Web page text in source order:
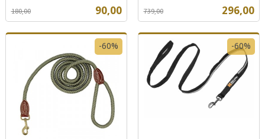
Tilbud
90,00
180,00
mva.
Tilbud
296,00
739,00
mva.
-60% -60%